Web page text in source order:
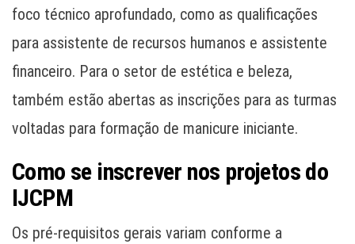
foco técnico aprofundado, como as qualificações
para assistente de recursos humanos e assistente
financeiro. Para o setor de estética e beleza,
também estão abertas as inscrições para as turmas
voltadas para formação de manicure iniciante.
Como se inscrever nos projetos do
IJCPM
Os pré-requisitos gerais variam conforme a